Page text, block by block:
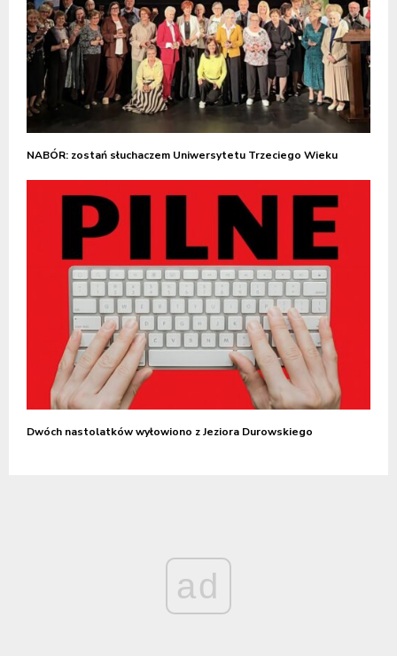
NABÓR: zostań słuchaczem Uniwersytetu Trzeciego Wieku
Dwóch nastolatków wyłowiono z Jeziora Durowskiego
ad